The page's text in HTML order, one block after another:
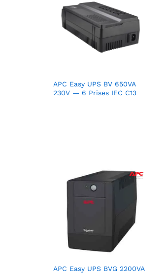
APC Easy UPS BV 650VA
230V — 6 Prises IEC C13
APC Easy UPS BVG 2200VA